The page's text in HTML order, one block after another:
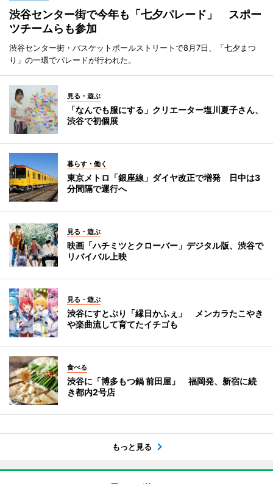
渋谷センター街で今年も「七夕パレード」 スポー
ツチームらも参加
渋谷センター街・バスケットボールストリートで8月7日、「七夕まつ
り」の一環でパレードが行われた。
見る・遊ぶ
「なんでも服にする」クリエーター塩川夏子さん、
渋谷で初個展
暮らす・働く
東京メトロ「銀座線」ダイヤ改正で増発 日中は3
分間隔で運行へ
見る・遊ぶ
映画「ハチミツとクローバー」デジタル版、渋谷で
リバイバル上映
見る・遊ぶ
渋谷にすとぷり「縁日かふぇ」 メンカラたこやき
や楽曲流して育てたイチゴも
食べる
渋谷に「博多もつ鍋 前田屋」 福岡発、新宿に続
き都内2号店
もっと見る